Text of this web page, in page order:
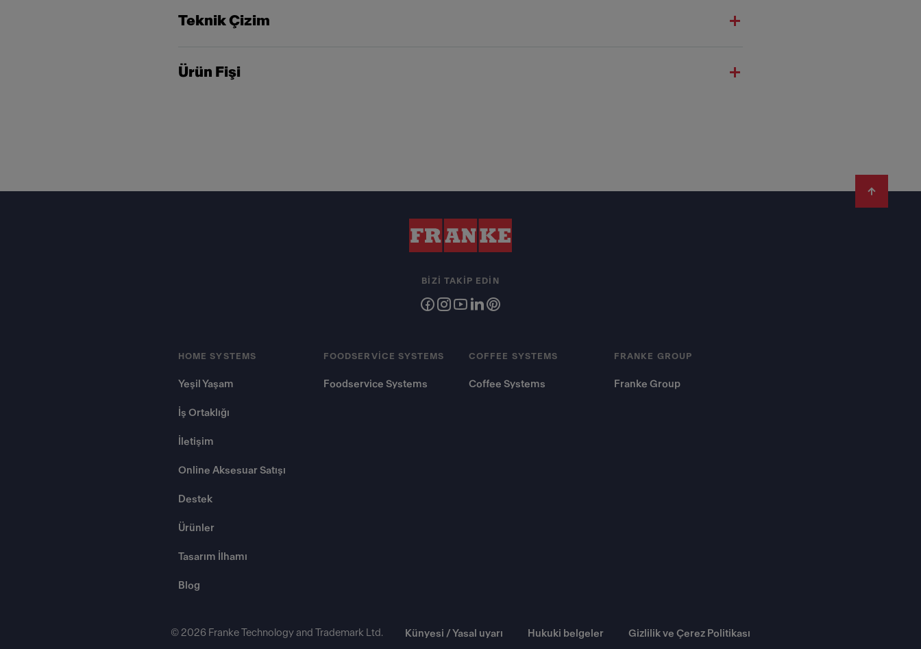
Teknik Çizim
Ürün Fişi
HOME SYSTEMS
Yeşil Yaşam
İş Ortaklığı
İletişim
Online Aksesuar Satışı
Destek
Ürünler
Tasarım İlhamı
Blog
FOODSERVICE SYSTEMS
Foodservice Systems
COFFEE SYSTEMS
Coffee Systems
FRANKE GROUP
Franke Group
BIZI TAKIP EDIN
© 2026 Franke Technology and Trademark Ltd. Künyesi / Yasal uyarı Hukuki belgeler Gizlilik ve Çerez Politikası